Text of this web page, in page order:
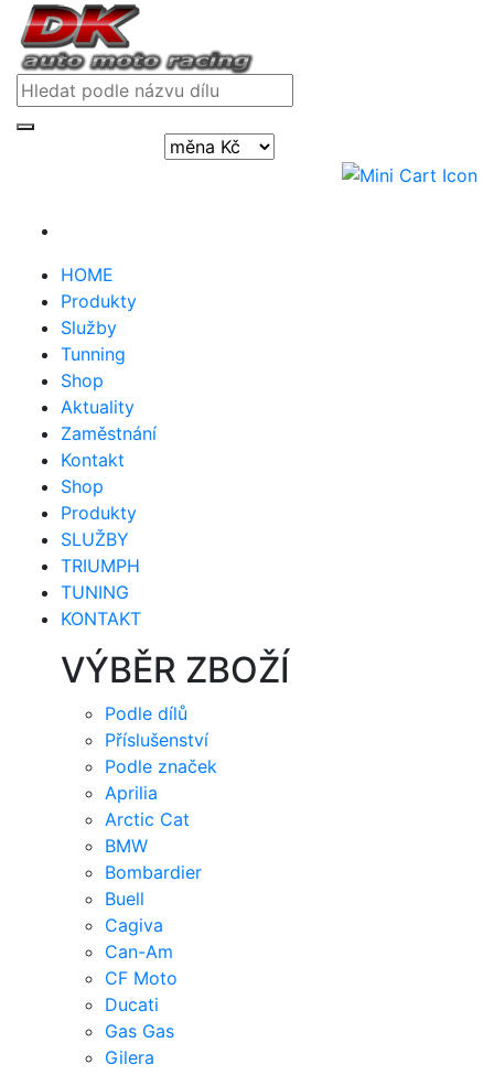
HOME
Produkty
Služby
Tunning
Shop
Aktuality
Zaměstnání
Kontakt
Shop
Produkty
SLUŽBY
TRIUMPH
TUNING
KONTAKT
VÝBĚR ZBOŽÍ
Podle dílů
Příslušenství
Podle značek
Aprilia
Arctic Cat
BMW
Bombardier
Buell
Cagiva
Can-Am
CF Moto
Ducati
Gas Gas
Gilera